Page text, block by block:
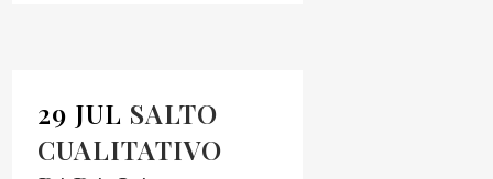
29 JUL SALTO
CUALITATIVO